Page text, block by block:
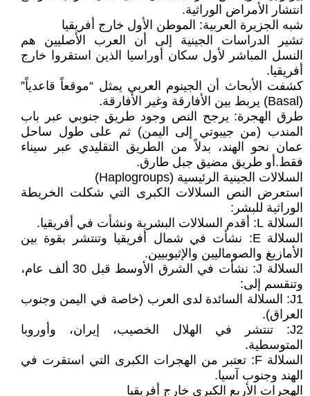
انتشار الأمراض الوراثية.
شبه الجزيرة العربية: الموطن الأول خارج أفريقيا
تشير الدراسات الجينية إلى أن العرب الأصليين هم
النسل المباشر لأول سكان أوراسيا الذين استقروا خارج
أفريقيا.
كشفت الأبحاث أن الجينوم العربي يمثل “موقعاً قاعدياً”
(Basal) يربط بين الأفارقة وغير الأفارقة.
طرق الهجرة: يرجح النص وجود طريق جنوبي عبر باب
المندب (من جيبوتي إلى اليمن) ثم على طول ساحل
عمان نحو الهند، بدلاً من الطريق التقليدي عبر سيناء
فقط.أو طريق مضيق جبل طارق.
السلالات الجينية الرئيسية (Haplogroups)
استعرض النص السلالات الكبرى التي شكلت الخريطة
الوراثية للبشر:
السلالة L: أقدم السلالات البشرية ونشأت في أفريقيا.
السلالة E: نشأت في شمال أفريقيا وتنتشر بقوة بين
الأمازيغ والصوماليين والإثيوبيين.
السلالة J: نشأت في الشرق الأوسط قبل 30 ألف عام،
وتنقسم إلى:
J1: السلالة السائدة لدى العرب (خاصة في اليمن وجنوب
العراق).
J2: تنتشر في الهلال الخصيب، إيران، وأوروبا
المتوسطية.
السلالة F: تعتبر من الهجرات الكبرى التي استقرت في
الهند وجنوب آسيا.
الهجرات الأربع الكبرى خارج أفريقيا